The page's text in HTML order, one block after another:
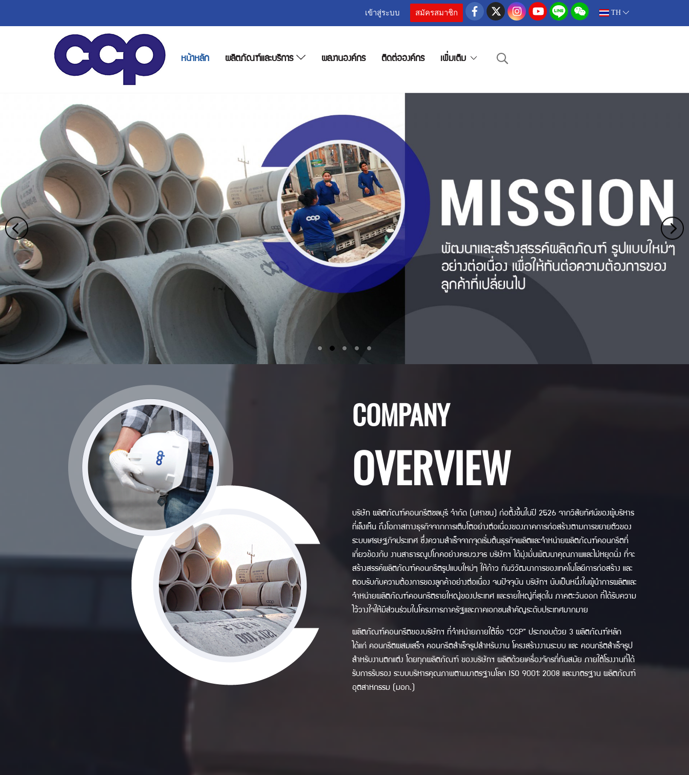
เข้าสู่ระบบ สมัครสมาชิก TH
หน้าหลัก ผลิตภัณฑ์และบริการ ผลงานองค์กร ติดต่อองค์กร เพิ่มเติม
COMPANY
OVERVIEW
บริษัท ผลิตภัณฑ์คอนกรีตชลบุรี จำกัด (มหาชน) ก่อตั้งขึ้นในปี 2526 จากวิสัยทัศน์ของผู้บริหาร
ที่เล็งเห็น ถึงโอกาสทางธุรกิจจากการเติบโตอย่างต่อเนื่องของภาคการก่อสร้างตามการขยายตัวของ
ระบบเศรษฐกิจประเทศ ซึ่งความสำเร็จจากจุดเริ่มต้นธุรกิจผลิตและจำหน่ายผลิตภัณฑ์คอนกรีตที่
เกี่ยวข้องกับ งานสาธารณูปโภคอย่างครบวงจร บริษัทฯ ได้มุ่งมั่นพัฒนาคุณภาพและไม่หยุดนิ่ง ที่จะ
สร้างสรรค์ผลิตภัณฑ์คอนกรีตรูปแบบใหม่ๆ ให้ก้าว ทันวิวัฒนาการของเทคโนโลยีการก่อสร้าง และ
ตอบรับกับความต้องการของลูกค้าอย่างต่อเนื่อง จนปัจจุบัน บริษัทฯ นับเป็นหนึ่งในผู้นำการผลิตและ
จำหน่ายผลิตภัณฑ์คอนกรีตรายใหญ่ของประเทศ และรายใหญ่ที่สุดใน ภาคตะวันออก ที่ได้รับความ
ไว้วางใจให้มีส่วนร่วมในโครงการภาครัฐและภาคเอกชนสำคัญระดับประเทศมากมาย
ผลิตภัณฑ์คอนกรีตของบริษัทฯ ที่จำหน่ายภายใต้ชื่อ “CCP” ประกอบด้วย 3 ผลิตภัณฑ์หลัก
ได้แก่ คอนกรีตผสมเสร็จ คอนกรีตสำเร็จรูปสำหรับงาน โครงสร้างงานระบบ และ คอนกรีตสำเร็จรูป
สำหรับงานตกแต่ง โดยทุกผลิตภัณฑ์ ของบริษัทฯ ผลิตด้วยเครื่องจักรที่ทันสมัย ภายใต้โรงงานที่ได้
รับการรับรอง ระบบบริหารคุณภาพตามมาตรฐานโลก ISO 9001: 2008 และมาตรฐาน ผลิตภัณฑ์
อุตสาหกรรม (มอก.)